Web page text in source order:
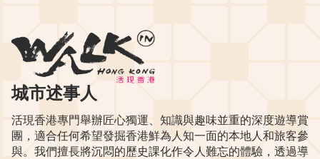
城市述事人
活現香港專門舉辦匠心獨運、知識與趣味並重的深度遊導賞
團，適合任何希望發掘香港鮮為人知一面的本地人和旅客參
與。我們擅長將沉悶的歷史課化作令人難忘的體驗，透過導